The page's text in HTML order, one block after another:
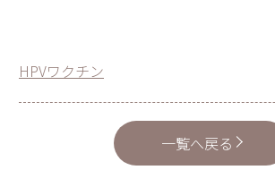
HPVワクチン
一覧へ戻る